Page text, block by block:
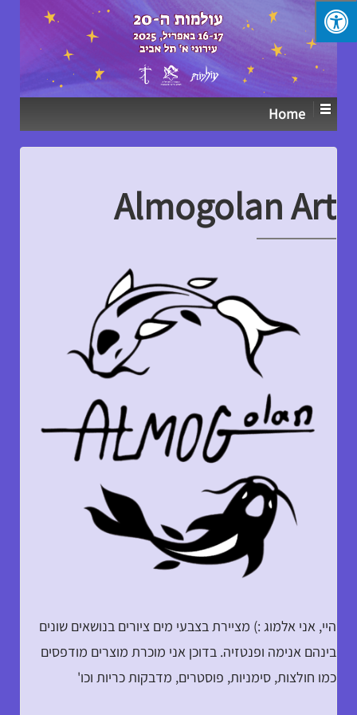
↓
SKIP
TO
CONTENT
Home
Almogolan Art
היי, אני אלמוג :) מציירת בצבעי מים ציורים בנושאים שונים
בינהם אנימה ופנטזיה. בדוכן אני מוכרת מוצרים מודפסים
כמו חולצות, סימניות, פוסטרים, מדבקות כריות וכו'